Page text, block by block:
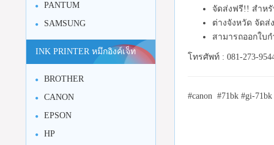
จัดส่งฟรี!! สำห
ต่างจังหวัด จัดส่
สามารถออกใบ
โทรศัพท์ : 081-273-
#canon #71bk #gi-71bk
PANTUM
SAMSUNG
INK PRINTER หมึกอิงค์เจ็ท
BROTHER
CANON
EPSON
HP